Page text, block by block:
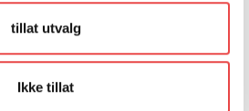
tillat utvalg
Ikke tillat